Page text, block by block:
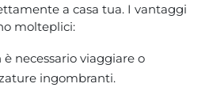
a casa tua. I vantaggi
molteplici:
è necessario viaggiare o
ingombranti.